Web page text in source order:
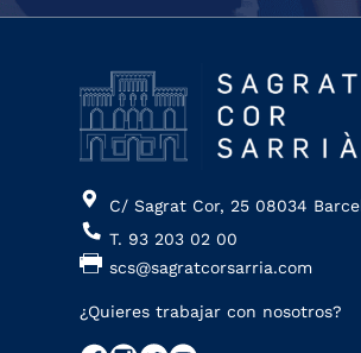
C/ Sagrat Cor, 25 08034
T. 93 203 02 00
scs@sagratcorsarria.com
¿Quieres trabajar con nosotros?